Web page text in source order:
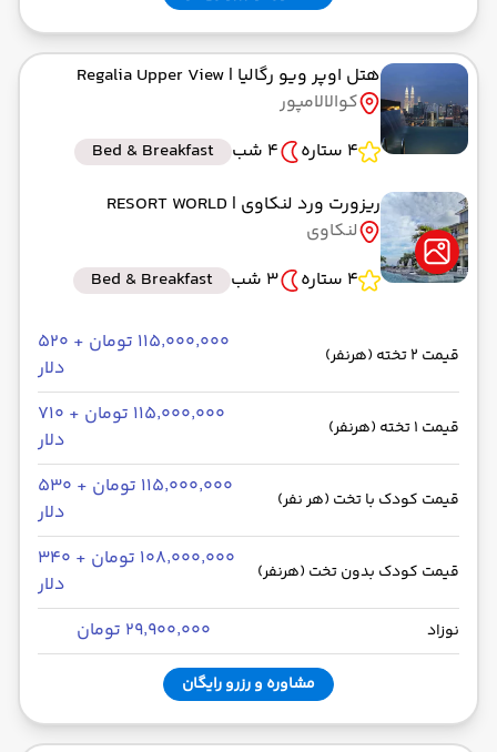
هتل اوپر ویو رگالیا | Regalia Upper View
کوالالامپور
4 ستاره
4 شب
Bed & Breakfast
ریزورت ورد لنکاوی | RESORT WORLD
لنکاوی
4 ستاره
3 شب Bed & Breakfast
قیمت 2 تخته (هرنفر)
۱۱۵٬۰۰۰٬۰۰۰ تومان + ۵۲۰
دلار
قیمت 1 تخته (هرنفر)
۱۱۵٬۰۰۰٬۰۰۰ تومان + ۷۱۰
دلار
قیمت کودک با تخت (هر نفر)
۱۱۵٬۰۰۰٬۰۰۰ تومان + ۵۳۰
دلار
قیمت کودک بدون تخت (هرنفر)
۱۰۸٬۰۰۰٬۰۰۰ تومان + ۳۴۰
دلار
نوزاد ۲۹٬۹۰۰٬۰۰۰ تومان
مشاوره و رزرو رایگان